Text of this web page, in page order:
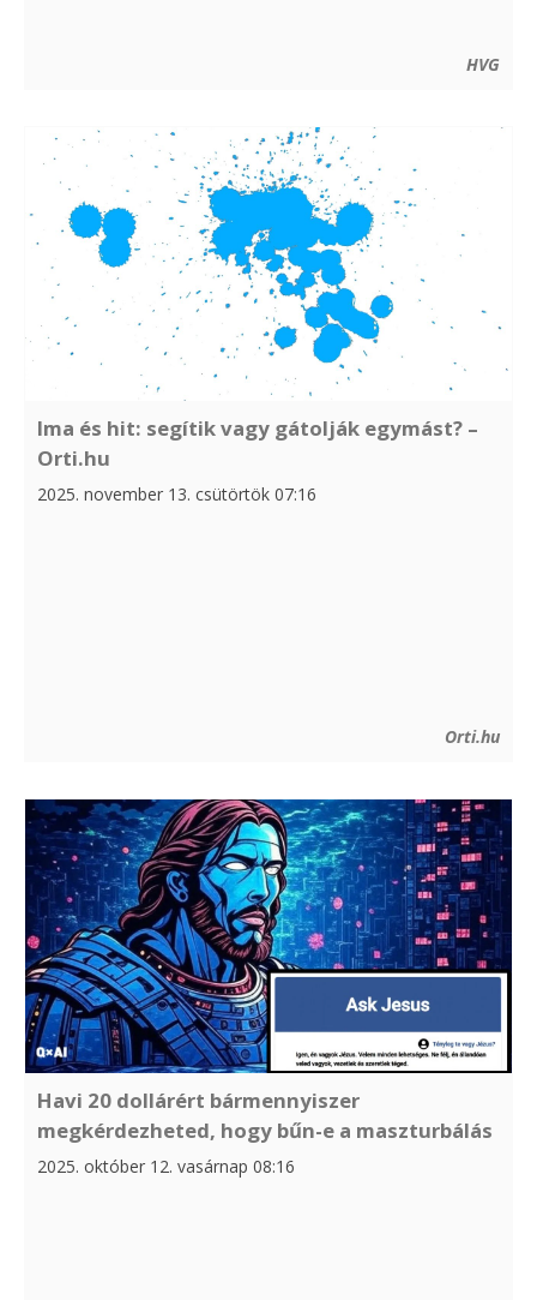
HVG
Ima és hit: segítik vagy gátolják egymást? –
Orti.hu
2025. november 13. csütörtök 07:16
Orti.hu
Havi 20 dollárért bármennyiszer
megkérdezheted, hogy bűn-e a maszturbálás
2025. október 12. vasárnap 08:16